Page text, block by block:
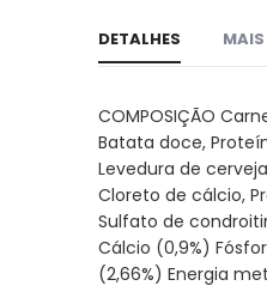
o
início
galeria
de
imagens
DETALHES
COMPOSIÇÃO
Batata doce,
Levedura de
Cloreto de cálcio,
Sulfato de
Cálcio (0,9%)
(2,66%) Energia